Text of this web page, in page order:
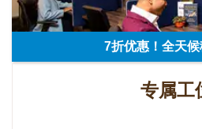
7折优惠！全天
专属工